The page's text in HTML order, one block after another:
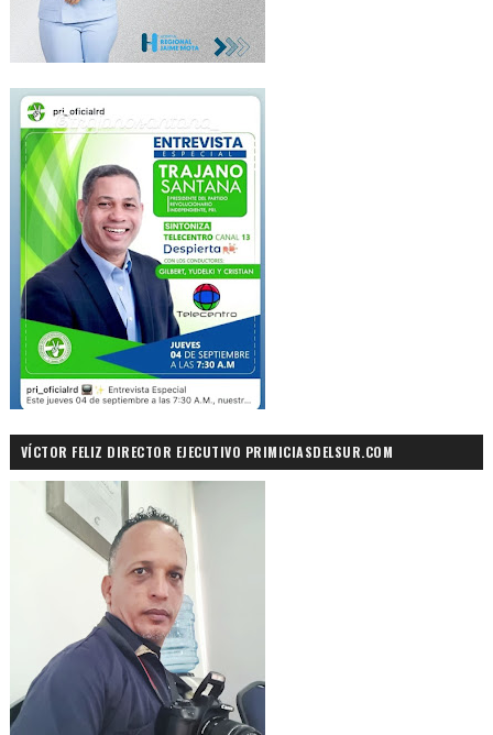
VÍCTOR FELIZ DIRECTOR EJECUTIVO PRIMICIASDELSUR.COM